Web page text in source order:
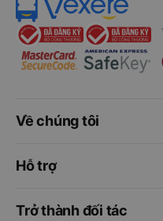
Về chúng tôi
Hỗ trợ
Trở thành đối tác